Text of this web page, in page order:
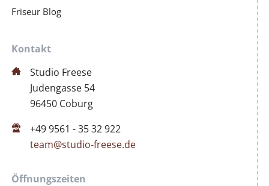
Friseur Blog
Kontakt
Studio Freese
Judengasse 54
96450 Coburg
+49 9561 - 35 32 922
team@studio-freese.de
Öffnungszeiten